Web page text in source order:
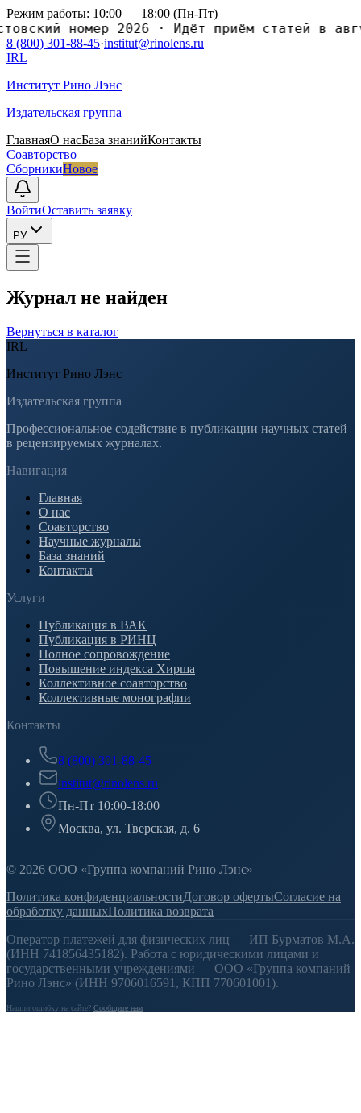
Режим работы: 10:00 — 18:00 (Пн-Пт)
номер 2026·Идёт приём статей в
8 (800) 301-88-45·institut@rinolens.ru
IRL
Институт Рино Лэнс
Издательская группа
ГлавнаяО насБаза знанийКонтакты
Соавторство
СборникиНовое
ВойтиОставить заявку
РУ
Журнал не найден
Вернуться в каталог
IRL
Институт Рино Лэнс
Издательская группа
Профессиональное содействие в публикации научных статей
в рецензируемых журналах.
Навигация
Главная
О нас
Соавторство
Научные журналы
База знаний
Контакты
Услуги
Публикация в ВАК
Публикация в РИНЦ
Полное сопровождение
Повышение индекса Хирша
Коллективное соавторство
Коллективные монографии
Контакты
8 (800) 301-88-45
institut@rinolens.ru
Пн-Пт 10:00-18:00
Москва, ул. Тверская, д. 6
© 2026 ООО «Группа компаний Рино Лэнс»
Политика конфиденциальностиДоговор офертыСогласие на
обработку данныхПолитика возврата
Оператор платежей для физических лиц — ИП Бурматов М.А.
(ИНН 741856435182). Работа с юридическими лицами и
государственными учреждениями — ООО «Группа компаний
Рино Лэнс» (ИНН 9706016591, КПП 770601001).
Нашли ошибку на сайте? Сообщите нам